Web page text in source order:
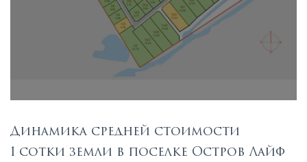
Динамика средней стоимости
1 сотки земли в поселке Остров Лайф